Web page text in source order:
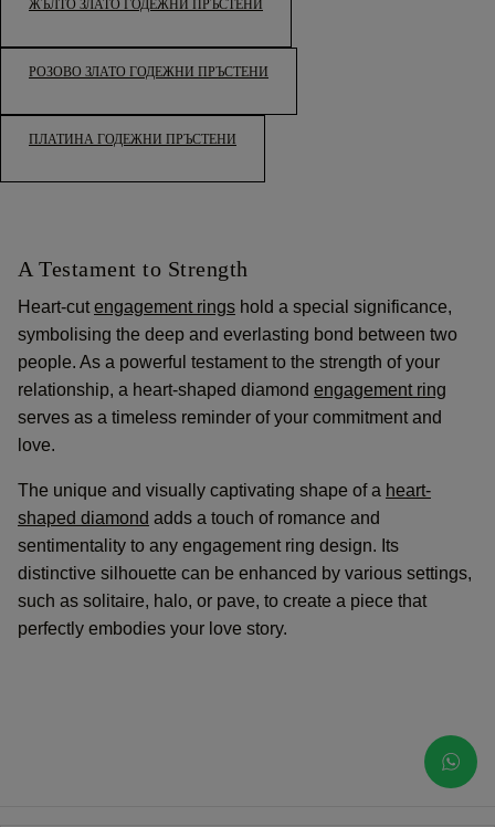
ЖЪЛТО ЗЛАТО ГОДЕЖНИ ПРЪСТЕНИ
РОЗОВО ЗЛАТО ГОДЕЖНИ ПРЪСТЕНИ
ПЛАТИНА ГОДЕЖНИ ПРЪСТЕНИ
A Testament to Strength
Heart-cutengagement rings hold a special significance,
symbolising the deep and everlasting bond between two
people. As a powerful testament to the strength of your
relationship, a heart-shaped diamond engagement ring
serves as a timeless reminder of your commitment and
love.
The unique and visually captivating shape of a heart-
shaped diamond adds a touch of romance and
sentimentality to any engagement ring design. Its
distinctive silhouette can be enhanced by various settings,
such as solitaire, halo, or pave, to create a piece that
perfectly embodies your love story.